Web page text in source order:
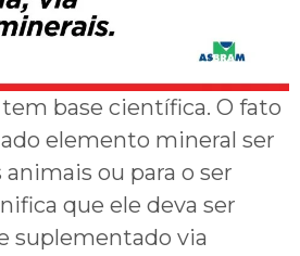
tem base científica. O fato
elemento mineral ser
animais ou para o ser
que ele deva ser
suplementado via